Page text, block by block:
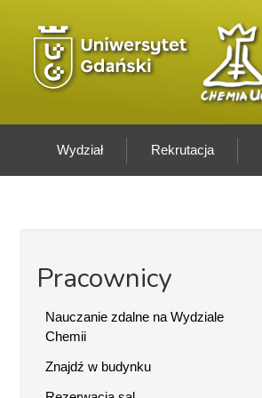
Wydział Rekrutacja
Pracownicy
Nauczanie zdalne na Wydziale
Chemii
Znajdź w budynku